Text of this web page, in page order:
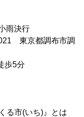
雨決行
東京都調布市調
5分
る市(いち)』とは